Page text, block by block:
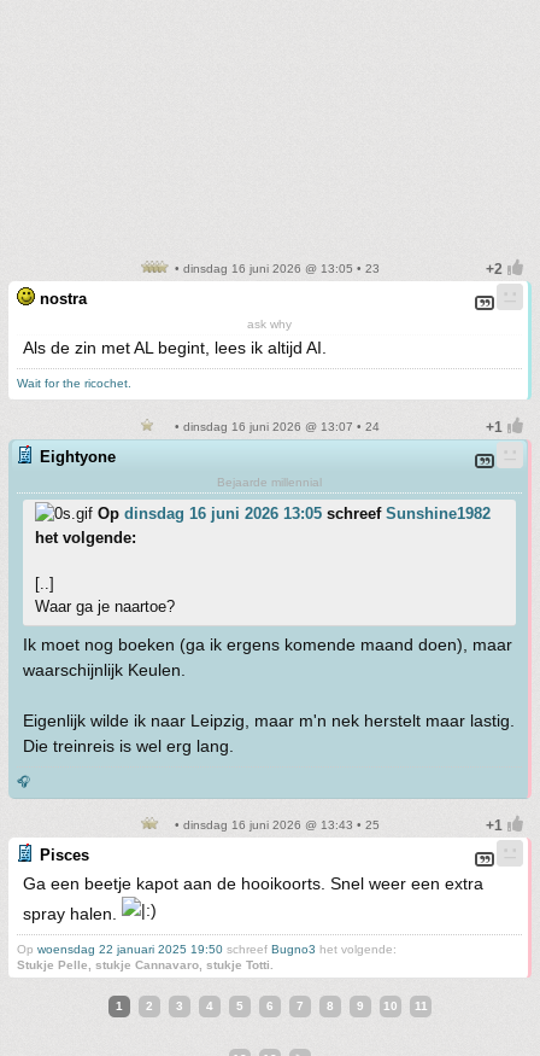
• dinsdag 16 juni 2026 @ 13:05 • 23
nostra
ask why
Als de zin met AL begint, lees ik altijd AI.
Wait for the ricochet.
• dinsdag 16 juni 2026 @ 13:07 • 24
Eightyone
Bejaarde millennial
Op dinsdag 16 juni 2026 13:05 schreef Sunshine1982
het volgende:
[..]
Waar ga je naartoe?
Ik moet nog boeken (ga ik ergens komende maand doen), maar
waarschijnlijk Keulen.
Eigenlijk wilde ik naar Leipzig, maar m'n nek herstelt maar lastig.
Die treinreis is wel erg lang.
🎧
• dinsdag 16 juni 2026 @ 13:43 • 25
Pisces
Ga een beetje kapot aan de hooikoorts. Snel weer een extra
spray halen.
Op woensdag 22 januari 2025 19:50 schreef Bugno3 het volgende:
Stukje Pelle, stukje Cannavaro, stukje Totti.
1 2 3 4 5 6 7 8 9 10 11